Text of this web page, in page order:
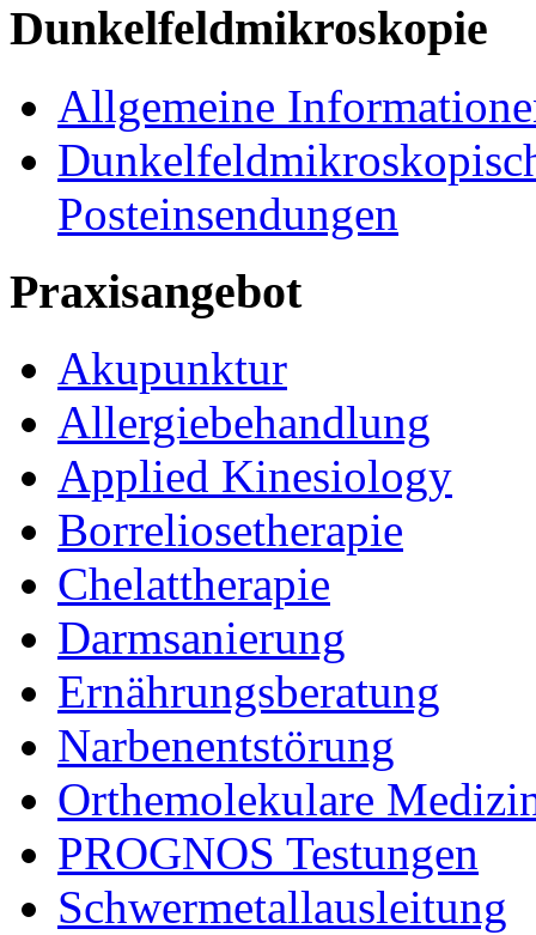
Dunkelfeldmikroskopie
Allgemeine
Posteinsendungen
Praxisangebot
Akupunktur
Allergiebehandlung
Applied Kinesiology
Borreliosetherapie
Chelattherapie
Darmsanierung
Ernährungsberatung
Narbenentstörung
Orthemolekulare
PROGNOS Testungen
Schwermetallausleitung